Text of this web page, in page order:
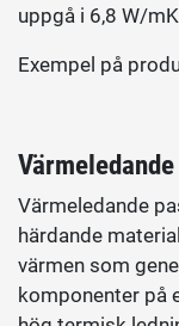
uppgå i 6,8 W/
Exempel på
Värmeledande
härdande
värmen som
komponenter på